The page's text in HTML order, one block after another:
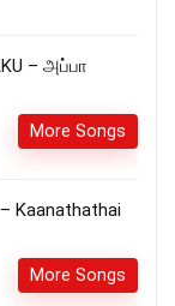
– அப்பா
More Songs
More Songs